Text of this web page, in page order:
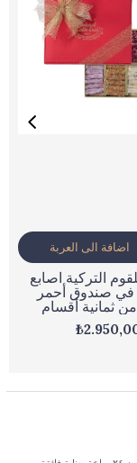
راحة الحلقوم التركية اصابع
صندوق أحمر
ثمانية أقسام
اضافة الى العربة